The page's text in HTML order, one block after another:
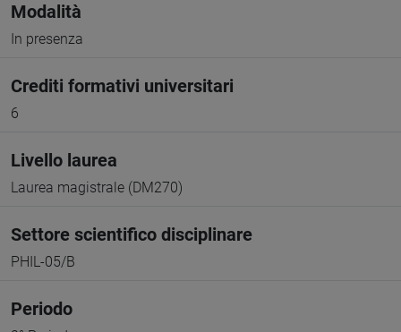
Modalità
In presenza
Crediti formativi universitari
6
Livello laurea
Laurea magistrale (DM270)
Settore scientifico disciplinare
PHIL-05/B
Periodo